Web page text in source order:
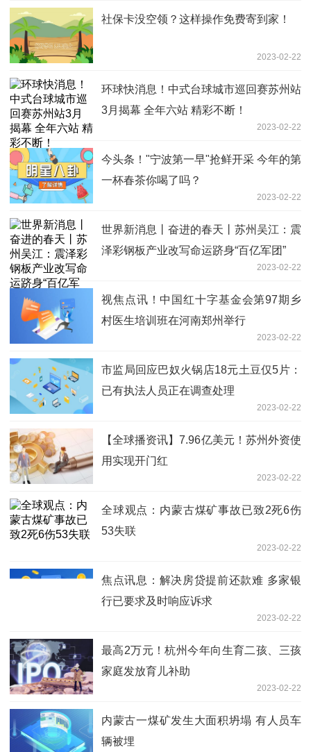
社保卡没空领？这样操作免费寄到家！
2023-02-22
环球快消息！中式台球城市巡回赛苏州站
3月揭幕 全年六站 精彩不断！
2023-02-22
今头条！"宁波第一早"抢鲜开采 今年的第
一杯春茶你喝了吗？
2023-02-22
世界新消息丨奋进的春天丨苏州吴江：震
泽彩钢板产业改写命运跻身“百亿军团”
2023-02-22
视焦点讯！中国红十字基金会第97期乡
村医生培训班在河南郑州举行
2023-02-22
市监局回应巴奴火锅店18元土豆仅5片：
已有执法人员正在调查处理
2023-02-22
【全球播资讯】7.96亿美元！苏州外资使
用实现开门红
2023-02-22
全球观点：内蒙古煤矿事故已致2死6伤
53失联
2023-02-22
焦点讯息：解决房贷提前还款难 多家银
行已要求及时响应诉求
2023-02-22
最高2万元！杭州今年向生育二孩、三孩
家庭发放育儿补助
2023-02-22
内蒙古一煤矿发生大面积坍塌 有人员车
辆被埋